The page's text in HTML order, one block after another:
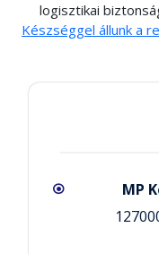
logisztikai
Készséggel állunk a
MP